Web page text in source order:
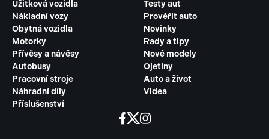
Užitková vozidla
Nákladní vozy
Obytná vozidla
Motorky
Přívěsy a návěsy
Autobusy
Pracovní stroje
Náhradní díly
Příslušenství
Testy aut
Prověřit auto
Novinky
Rady a tipy
Nové modely
Ojetiny
Auto a život
Videa